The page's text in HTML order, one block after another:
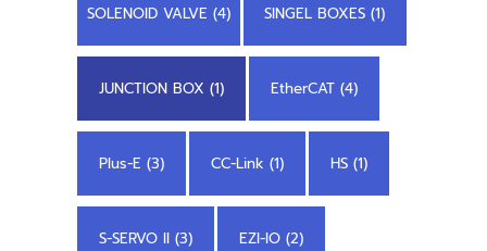
SOLENOID VALVE (4) SINGEL BOXES (1)
JUNCTION BOX (1) EtherCAT (4)
Plus-E (3) CC-Link (1) HS (1)
S-SERVO II (3) EZI-IO (2)